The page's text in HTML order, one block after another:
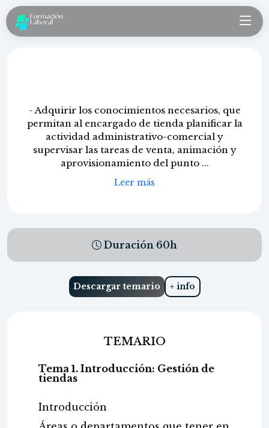
- Adquirir los conocimientos necesarios, que
permitan al encargado de tienda planificar la
actividad administrativo-comercial y
supervisar las tareas de venta, animación y
aprovisionamiento del punto ...
Leer más
Duración 60h
Descargar temario + info
TEMARIO
Tema 1. Introducción: Gestión de
tiendas
Introducción